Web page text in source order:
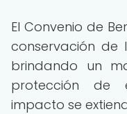
El Convenio de
conservación de
brindando un
protección de
impacto se